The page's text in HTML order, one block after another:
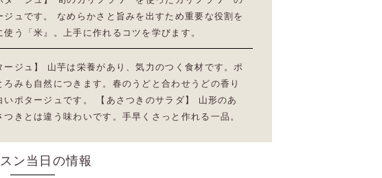
ジュです。 なめらかさと旨みを出すため重要な役割を
う「米』。上手に作れるコツを学びます。
ージュ】 山芋は栄養があり、気力のつく食材です。ポ
ろみも自然につきます。春のうどと合わせうどの香り
いポタージュです。 【あさつきのサラダ】 山形のあ
つきとは違う味わいです。手早くさっと作れる一品。
ン当日の情報